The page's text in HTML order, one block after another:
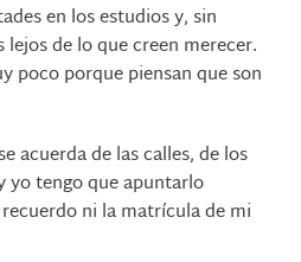
en los estudios y, sin
de lo que creen merecer.
poco porque piensan que son
acuerda de las calles, de los
yo tengo que apuntarlo
ni la matrícula de mi